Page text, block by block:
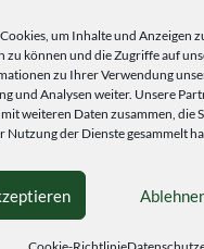
um Inhalte und Anzeigen
zu können und die Zugriffe auf
zu Ihrer Verwendung
und Analysen weiter. Unsere
weiteren Daten zusammen, die
Nutzung der Dienste gesammelt